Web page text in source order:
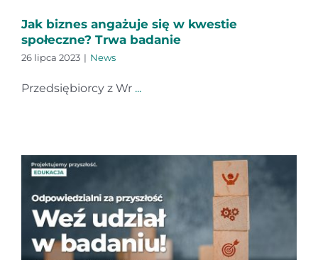
Jak biznes angażuje się w kwestie
społeczne? Trwa badanie
26 lipca 2023 | News
Przedsiębiorcy z Wr ...